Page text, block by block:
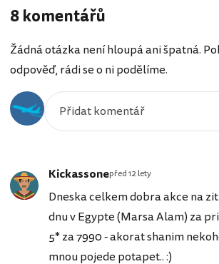
8 komentářů
Žádná otázka není hloupá ani špatná.
odpověď, rádi se o ni podělíme.
Kickassonepřed 12 lety
Dneska celkem dobra akce na
dnu v Egypte (Marsa Alam) za
5* za 7990 - akorat shanim
mnou pojede potapet.. :)